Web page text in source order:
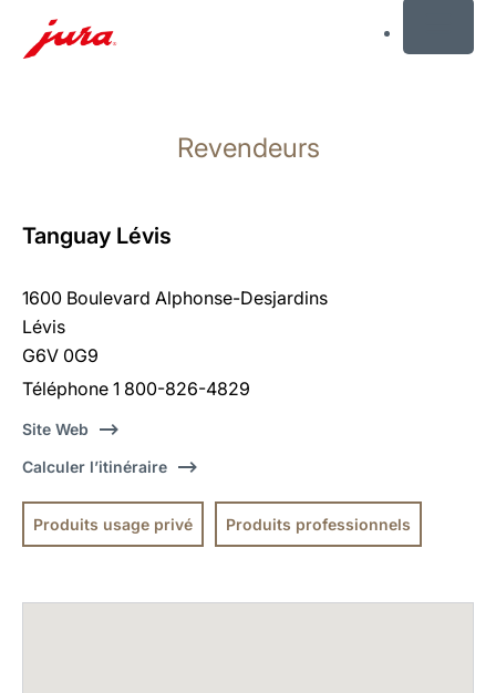
recherche
Revendeurs
Tanguay Lévis
1600 Boulevard Alphonse-Desjardins
Lévis
G6V 0G9
Téléphone 1 800-826-4829
Site Web
Calculer l’itinéraire
Produits usage privé Produits professionnels